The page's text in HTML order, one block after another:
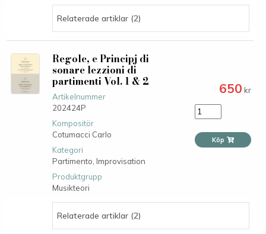
Relaterade artiklar (2)
Regole, e Principj di
sonare lezzioni di
partimenti Vol. 1 & 2
Artikelnummer
202424P
Kompositör
Cotumacci Carlo
Kategori
Partimento, Improvisation
Produktgrupp
Musikteori
650 kr
Köp
Relaterade artiklar (2)